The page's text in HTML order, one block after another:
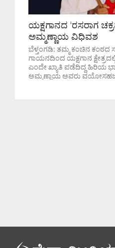
ಯಕ್ಷಗಾನದ ‘ರಸರಾಗ
ಅಮ್ಮಣ್ಣಾಯ ವಿಧಿವಶ
ಬೆಳ್ತಂಗಡಿ: ತಮ್ಮ ಕಂಚಿನ ಕಂಠದ
ಗಾಯನದಿಂದ ಯಕ್ಷಗಾನ
ಎಂದೇ ಖ್ಯಾತಿ ಪಡೆದಿದ್ದ ಹಿರಿಯ
ಅಮ್ಮಣ್ಣಾಯ ಅವರು